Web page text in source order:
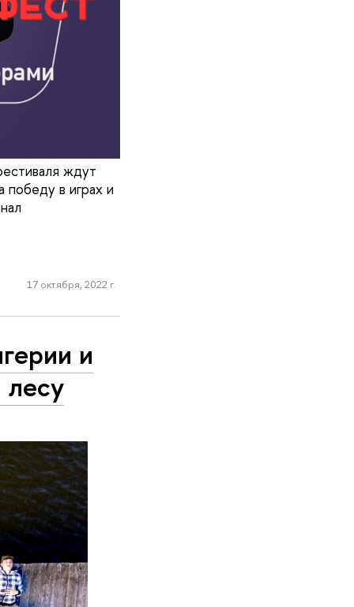
ждут
победу в играх и
17 октября, 2022 г.
и